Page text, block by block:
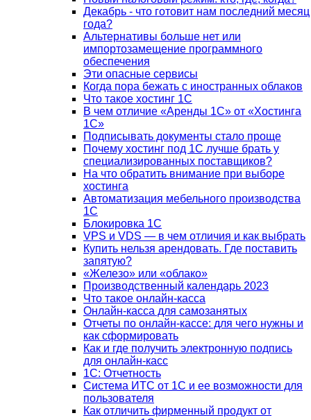
Декабрь - что готовит нам последний месяц
года?
Альтернативы больше нет или
импортозамещение программного
обеспечения
Эти опасные сервисы
Когда пора бежать с иностранных облаков
Что такое хостинг 1С
В чем отличие «Аренды 1С» от «Хостинга
1С»
Подписывать документы стало проще
Почему хостинг под 1С лучше брать у
специализированных поставщиков?
На что обратить внимание при выборе
хостинга
Автоматизация мебельного производства
1С
Блокировка 1С
VPS и VDS — в чем отличия и как выбрать
Купить нельзя арендовать. Где поставить
запятую?
«Железо» или «облако»
Производственный календарь 2023
Что такое онлайн-касса
Онлайн-касса для самозанятых
Отчеты по онлайн-кассе: для чего нужны и
как сформировать
Как и где получить электронную подпись
для онлайн-касс
1С: Отчетность
Система ИТС от 1С и ее возможности для
пользователя
Как отличить фирменный продукт от